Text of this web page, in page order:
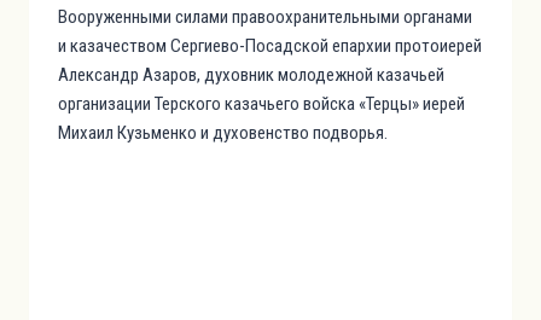
Вооруженными силами правоохранительными органами
и казачеством Сергиево-Посадской епархии протоиерей
Александр Азаров, духовник молодежной казачьей
организации Терского казачьего войска «Терцы» иерей
Михаил Кузьменко и духовенство подворья.